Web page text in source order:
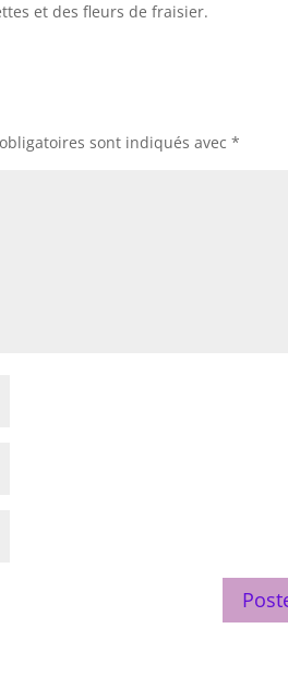
et des fleurs de fraisier.
sont indiqués avec*